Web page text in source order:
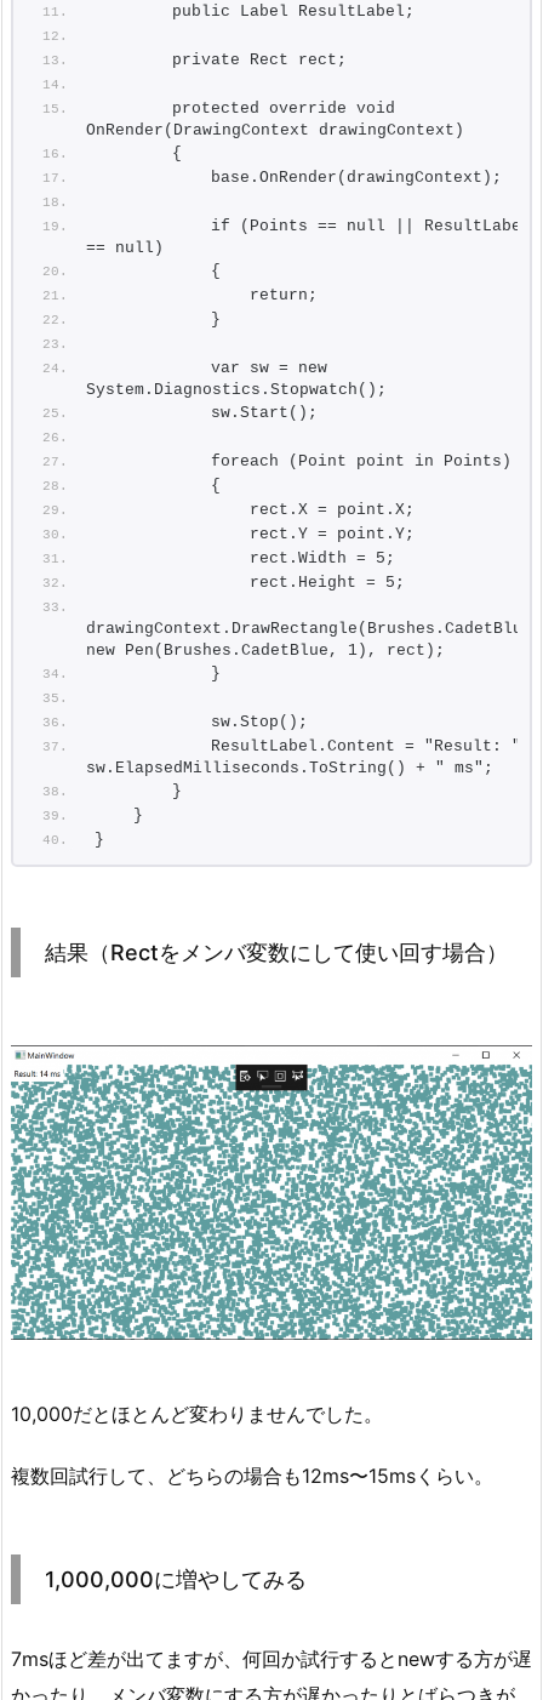
        public Label ResultLabel;
        private Rect rect;
        protected override void
OnRender(DrawingContext drawingContext)
        {
            base.OnRender(drawingContext);
            if (Points == null || ResultLabel
== null)
            {
                return;
            }
            var sw = new
System.Diagnostics.Stopwatch();
            sw.Start();
            foreach (Point point in Points)
            {
                rect.X = point.X;
                rect.Y = point.Y;
                rect.Width = 5;
                rect.Height = 5;
drawingContext.DrawRectangle(Brushes.CadetBlue,
new Pen(Brushes.CadetBlue, 1), rect);
            }
            sw.Stop();
            ResultLabel.Content = "Result: " +
sw.ElapsedMilliseconds.ToString() + " ms";
        }
    }
}
結果（Rectをメンバ変数にして使い回す場合）
10,000だとほとんど変わりませんでした。
複数回試行して、どちらの場合も12ms〜15msくらい。
1,000,000に増やしてみる
7msほど差が出てますが、何回か試行するとnewする方が遅
かったり、メンバ変数にする方が遅かったりとばらつきが